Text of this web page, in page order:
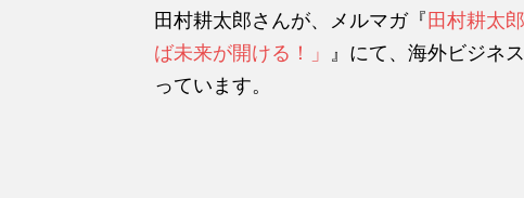
田村耕太郎さんが、メルマガ『 田村耕太
ば未来が開ける！」
』にて、海外ビジネ
っています。